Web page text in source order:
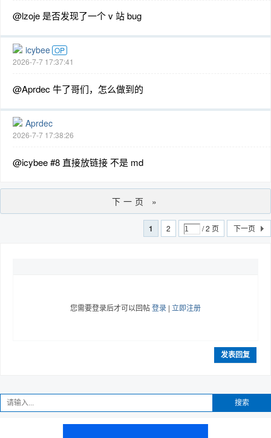
@lzoje 是否发现了一个 v 站 bug
icybee OP
2026-7-7 17:37:41
@Aprdec 牛了哥们，怎么做到的
Aprdec
2026-7-7 17:38:26
@icybee #8 直接放链接 不是 md
下一页 »
1 2 / 2 页 下一页
您需要登录后才可以回帖登录 | 立即注册
发表回复
搜索